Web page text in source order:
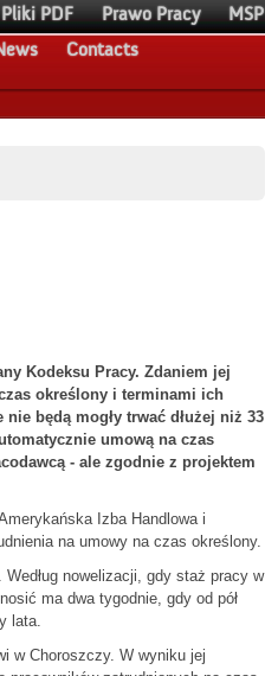
Pliki PDF Prawo Pracy
MSP
Contacts
Kodeksu Pracy. Zdaniem jej
określony i terminami ich
będą mogły trwać dłużej niż 33
umową na czas
- ale zgodnie z projektem
Izba Handlowa i
na umowy na czas określony.
nowelizacji, gdy staż pracy w
ma dwa tygodnie, gdy od pół
lata.
w Choroszczy. W wyniku jej